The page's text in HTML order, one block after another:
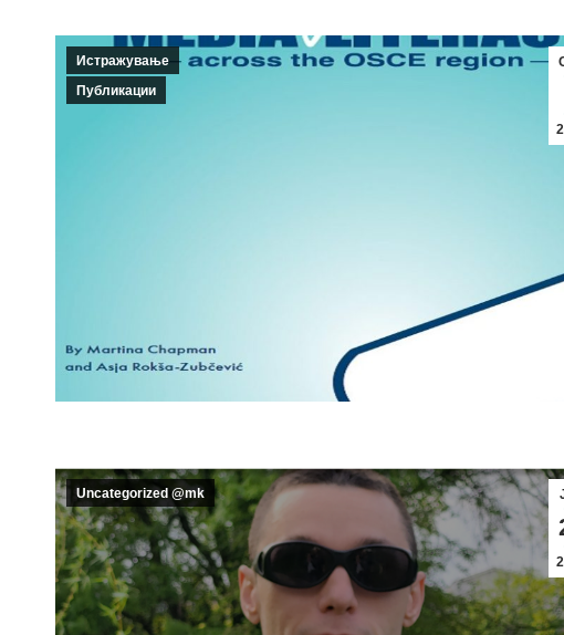
Истражување
Публикации
Uncategorized @mk